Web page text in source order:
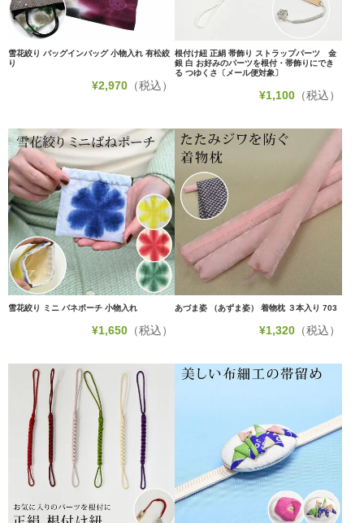
雪花絞り バッグインバッグ 小物入れ 有松絞
り
¥2,970 （税込）
根付け紐 正絹 帯飾り ストラップパーツ 金
銀 白 お好みのパーツを根付・帯飾りにでき
る つゆくさ〔メール便対象〕
¥1,100（税込）
雪花絞り ミニ バネポーチ 小物入れ
¥1,650 （税込）
あづま姿 （あずま姿） 着物枕 ３本入り 703
¥1,320（税込）